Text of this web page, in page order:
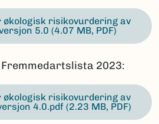
risikovurdering av
5.0 (4.07 MB, PDF)
2023:
risikovurdering av
4.0.pdf (2.23 MB, PDF)